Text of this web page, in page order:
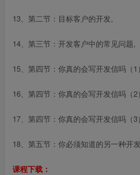
13、第二节：目标客户的开发,
14、第三节：开发客户中的常见问题,
15、第四节：你真的会写开发信吗（1
16、第四节：你真的会写开发信吗（2
17、第四节：你真的会写开发信吗（3
18、第五节：你必须知道的另一种开
课程下载：